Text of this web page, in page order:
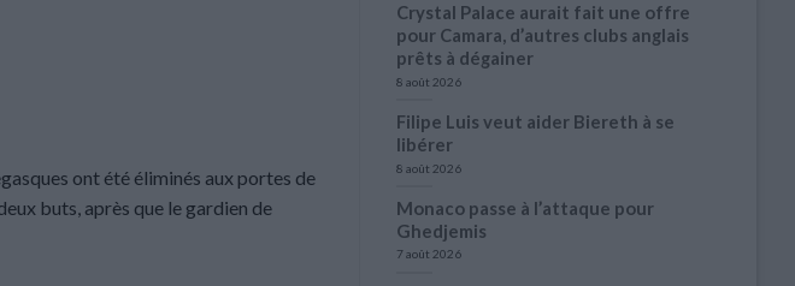
ont été éliminés aux portes de
buts, après que le gardien de
Crystal Palace aurait fait une offre
pour Camara, d’autres clubs anglais
prêts à dégainer
8 août 2026
Filipe Luis veut aider Biereth à se
libérer
8 août 2026
Monaco passe à l’attaque pour
Ghedjemis
7 août 2026